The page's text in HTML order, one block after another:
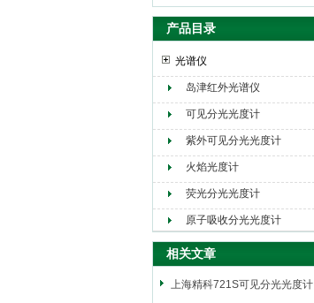
产品目录
光谱仪
岛津红外光谱仪
可见分光光度计
紫外可见分光光度计
火焰光度计
荧光分光光度计
原子吸收分光光度计
相关文章
上海精科721S可见分光光度计